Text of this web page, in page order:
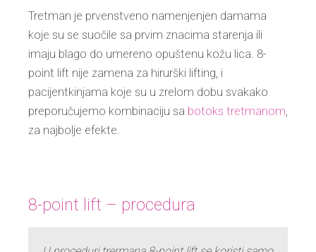
Tretman je prvenstveno namenjenjen damama
koje su se suočile sa prvim znacima starenja ili
imaju blago do umereno opuštenu kožu lica. 8-
point lift nije zamena za hirurški lifting, i
pacijentkinjama koje su u zrelom dobu svakako
preporučujemo kombinaciju sa botoks tretmanom,
za najbolje efekte.
8-point lift – procedura